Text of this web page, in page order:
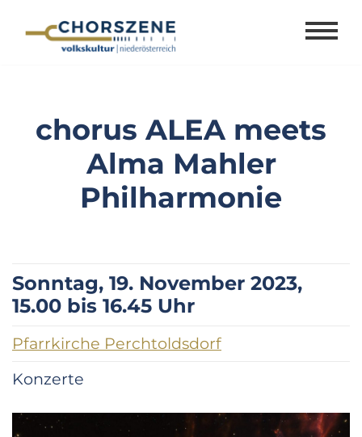
chorus ALEA meets
Alma Mahler
Philharmonie
Sonntag, 19. November 2023,
15.00 bis 16.45 Uhr
Pfarrkirche Perchtoldsdorf
Konzerte